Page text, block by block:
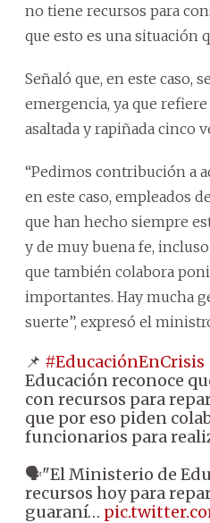
no tiene recursos para
que esto es una situación
Señaló que, en este caso,
emergencia, ya que
asaltada y rapiñada cinco
“Pedimos contribución a
en este caso, empleados
que han hecho siempre
y de muy buena fe,
que también colabora
importantes. Hay mucha
suerte”, expresó el
📌 #EducaciónEnCrisis
Educación reconoce
con recursos para
que por eso piden
funcionarios para
🗣️"El Ministerio de
recursos hoy para
guaraní…